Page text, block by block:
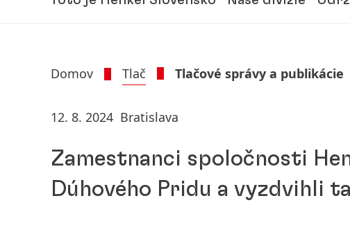
Domov Tlač Tlačové správy a publikácie
12. 8. 2024 Bratislava
Zamestnanci spoločnosti
Dúhového Pridu a vyzdvihli